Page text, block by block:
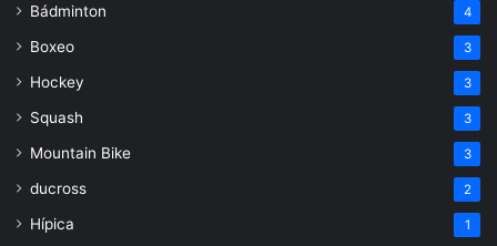
Bádminton 4
Boxeo 3
Hockey 3
Squash 3
Mountain Bike 3
ducross 2
Hípica 1